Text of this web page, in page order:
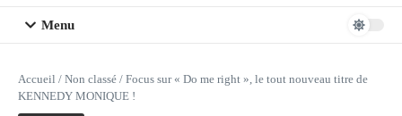
Menu
Accueil / Non classé / Focus sur « Do me right », le tout nouveau titre de
KENNEDY MONIQUE !